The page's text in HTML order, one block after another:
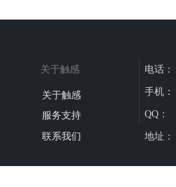
关于触感
关于触感
服务支持
联系我们
电话：
手机：
QQ：
地址：